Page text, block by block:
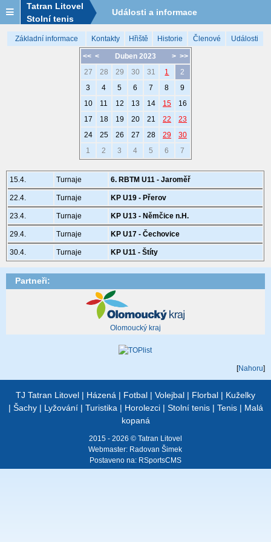
Tatran Litovel
Stolní tenis
Události a informace
Základní informace Kontakty Hřiště Historie Členové Události
<< < > >>
Duben 2023
27
28 29 30 31 1
2
3
4 5 6 7 8
9
10
11 12 13 14 15
16
17
18 19 20 21 22
23
24
25 26 27 28 29
30
1
2 3 4 5 6 7
15.4. Turnaje 6. RBTM U11 - Jaroměř
22.4. Turnaje KP U19 - Přerov
23.4. Turnaje KP U13 - Němčice n.H.
29.4. Turnaje KP U17 - Čechovice
30.4. Turnaje KP U11 - Štíty
Partneři:
Olomoucký kraj
[Nahoru]
TJ Tatran Litovel | Házená | Fotbal | Volejbal | Florbal | Kuželky
| Šachy| Lyžování| Turistika | Horolezci| Stolní tenis| Tenis| Malá
kopaná
2015 - 2026 © Tatran Litovel
Webmaster: Radovan Šimek
Postaveno na: RSportsCMS